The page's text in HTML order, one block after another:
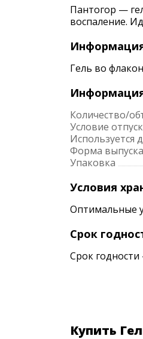
Пантогор —
воспаление.
Гель во
Количество/
Условие
Используется
Форма выпуска
Упаковка
Условия
Оптимальные
Срок
Срок
Купить